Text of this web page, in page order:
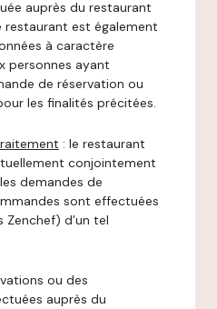
auprès du restaurant
restaurant est également
à caractère
personnes ayant
de réservation ou
les finalités précitées.
: le restaurant
conjointement
demandes de
sont effectuées
Zenchef) d’un tel
ou des
auprès du